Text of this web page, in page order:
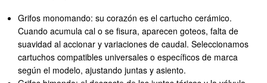
Grifos monomando: su corazón es el cartucho cerámico.
Cuando acumula cal o se fisura, aparecen goteos, falta de
suavidad al accionar y variaciones de caudal. Seleccionamos
cartuchos compatibles universales o específicos de marca
según el modelo, ajustando juntas y asiento.